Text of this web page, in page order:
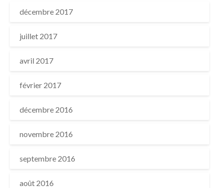
décembre 2017
juillet 2017
avril 2017
février 2017
décembre 2016
novembre 2016
septembre 2016
août 2016